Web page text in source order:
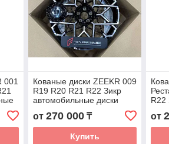
001
Кованые диски ZEEKR 009
R19 R20 R21 R22 Зикр
автомобильные диски
от 270 000₸
Купить
R22
от